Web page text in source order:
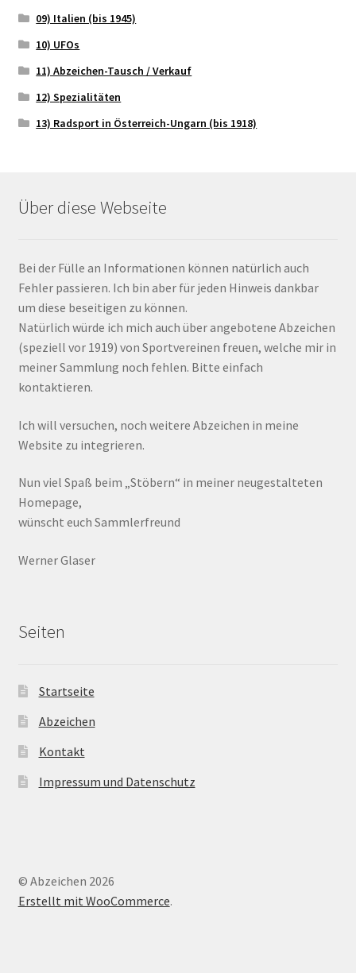
09) Italien (bis 1945)
10) UFOs
11) Abzeichen-Tausch / Verkauf
12) Spezialitäten
13) Radsport in Österreich-Ungarn (bis 1918)
Über diese Webseite
Bei der Fülle an Informationen können natürlich auch
Fehler passieren. Ich bin aber für jeden Hinweis dankbar
um diese beseitigen zu können.
Natürlich würde ich mich auch über angebotene Abzeichen
(speziell vor 1919) von Sportvereinen freuen, welche mir in
meiner Sammlung noch fehlen. Bitte einfach
kontaktieren.
Ich will versuchen, noch weitere Abzeichen in meine
Website zu integrieren.
Nun viel Spaß beim „Stöbern“ in meiner neugestalteten
Homepage,
wünscht euch Sammlerfreund
Werner Glaser
Seiten
Startseite
Abzeichen
Kontakt
Impressum und Datenschutz
© Abzeichen 2026
Erstellt mit WooCommerce.